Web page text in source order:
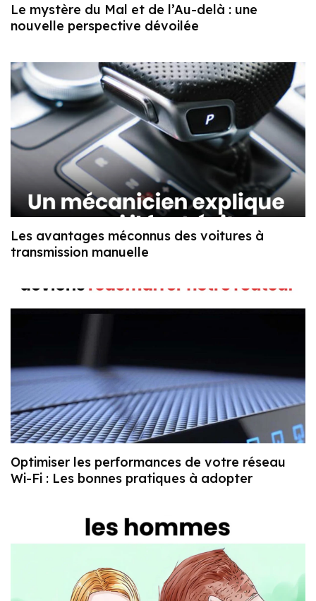
Le mystère du Mal et de l’Au-delà : une
nouvelle perspective dévoilée
Les avantages méconnus des voitures à
transmission manuelle
Optimiser les performances de votre réseau
Wi-Fi : Les bonnes pratiques à adopter